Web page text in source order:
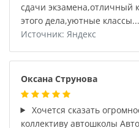
сдачи экзамена,отличный
этого дела,уютные классы...
Источник: Яндекс
Оксана Струнова
Хочется сказать
коллективу автошколы